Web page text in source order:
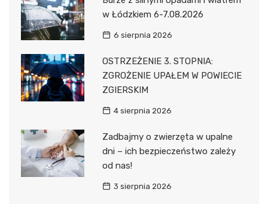
w Łódzkiem 6-7.08.2026
6 sierpnia 2026
OSTRZEŻENIE 3. STOPNIA:
ZGROŻENIE UPAŁEM W POWIECIE
ZGIERSKIM
4 sierpnia 2026
Zadbajmy o zwierzęta w upalne
dni – ich bezpieczeństwo zależy
od nas!
3 sierpnia 2026